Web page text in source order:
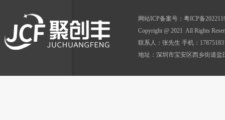
网站ICP备案号： 粤ICP备
Copyright @ 2021 All Rights
联系人：张先生 手机：
地址：深圳市宝安区西乡街道盐